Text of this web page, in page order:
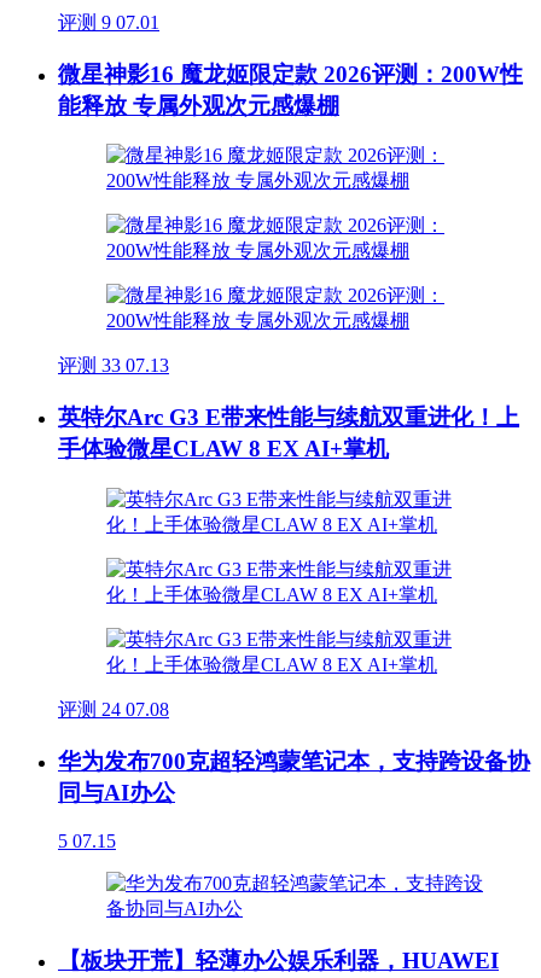
评测 9 07.01
微星神影16 魔龙姬限定款 2026评测：200W性
能释放 专属外观次元感爆棚
评测 33 07.13
英特尔Arc G3 E带来性能与续航双重进化！上
手体验微星CLAW 8 EX AI+掌机
评测 24 07.08
华为发布700克超轻鸿蒙笔记本，支持跨设备协
同与AI办公
5 07.15
【板块开荒】轻薄办公娱乐利器，HUAWEI